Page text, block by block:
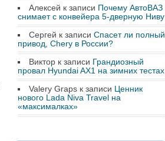
Алексей к записи Почему АвтоВАЗ
снимает с конвейера 5-дверную Ниву
Сергей к записи Спасет ли полный
привод, Chery в России?
Виктор к записи Грандиозный
провал Hyundai AX1 на зимних тестах
Valery Graps к записи Ценник
нового Lada Niva Travel на
«максималках»